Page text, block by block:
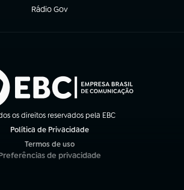
Rádio Gov
(abre em nova aba)
os direitos reservados pela EBC
Política de Privacidade
Termos de uso
(abre em nova aba)
de privacidade